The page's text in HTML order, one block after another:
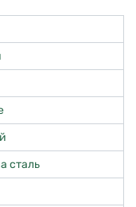
сталь